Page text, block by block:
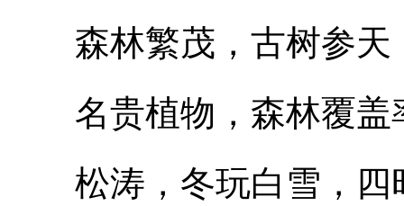
森林繁茂，古树参
名贵植物，森林覆
松涛，冬玩白雪，